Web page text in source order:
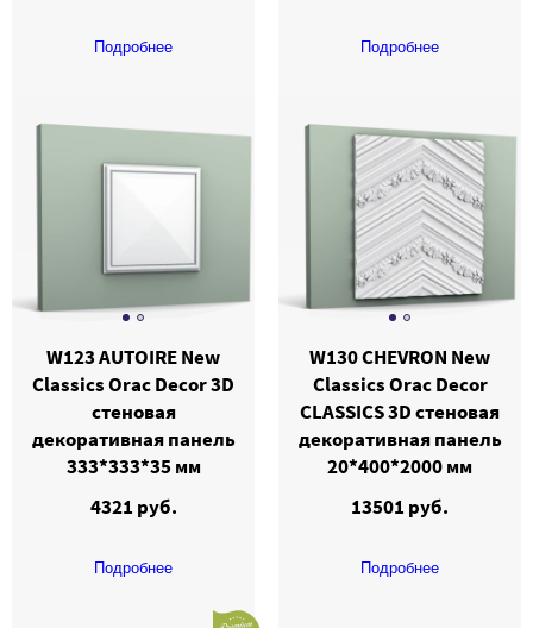
Подробнее Подробнее
W123 AUTOIRE New
Classics Orac Decor 3D
стеновая
декоративная панель
333*333*35 мм
4321 руб.
Подробнее
W130 CHEVRON New
Classics Orac Decor
CLASSICS 3D стеновая
декоративная панель
20*400*2000 мм
13501 руб.
Подробнее